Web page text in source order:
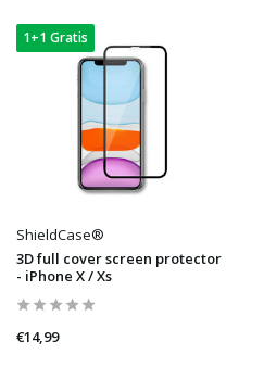
1+1 Gratis
ShieldCase®
3D full cover screen protector
- iPhone X / Xs
€14,99